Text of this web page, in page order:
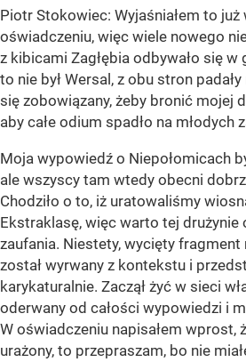
Piotr Stokowiec: Wyjaśniałem to już
oświadczeniu, więc wiele nowego
z kibicami Zagłębia odbywało się
to nie był Wersal, z obu stron padały
się zobowiązany, żeby bronić mojej
aby całe odium spadło na młodych
Moja wypowiedź o Niepołomicach
ale wszyscy tam wtedy obecni
Chodziło o to, iż uratowaliśmy
Ekstraklasę, więc warto tej drużynie
zaufania. Niestety, wycięty
został wyrwany z kontekstu i
karykaturalnie. Zaczął żyć w sieci
oderwany od całości wypowiedzi i
W oświadczeniu napisałem wprost,
urażony, to przepraszam, bo nie